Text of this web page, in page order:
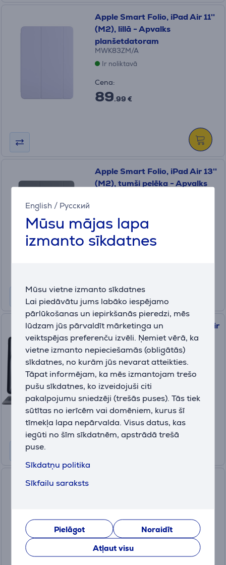
English / Русский
Mūsu mājas lapa
izmanto sīkdatnes
Mūsu vietne izmanto sīkdatnes
Lai piedāvātu jums labāko iespējamo
pārlūkošanas un iepirkšanās pieredzi, mēs
lūdzam jūs pārvaldīt mārketinga un
veiktspējas preferenču izvēli. Ņemiet vērā, ka
vietne izmanto nepieciešamās (obligātās)
sīkdatnes, no kurām jūs nevarat atteikties.
Tāpat informējam, ka mēs izmantojam trešo
pušu sīkdatnes, ko izveidojuši citi
pakalpojumu sniedzēji (trešās puses). Tās tiek
sūtītas no ierīcēm vai domēniem, kurus šī
tīmekļa lapa nepārvalda. Visus datus, kas
iegūti no šīm sīkdatnēm, apstrādā trešā
puse.
Sīkdatņu politika
Sīkfailu saraksts
Pielāgot
Noraidīt
Atļaut visu
Apple Smart Folio, iPad Air 11''
(M2), lillā - Apvalks
planšetdatoram
MWK83ZM/A
Ir noliktavā
Cena:
89.99 €
Apple Smart Folio, iPad Air 13''
(M2), tumši pelēka - Apvalks
Ir noliktavā
Cena:
119
Apple Magic Keyboard, iPad Air
13'' (M3), ENG, melna -
Klaviatūra
MGYY4Z/A
Ir noliktavā
Cena:
349.99 €
10 mēneši 37 €
Ir noliktavā
Cena:
89